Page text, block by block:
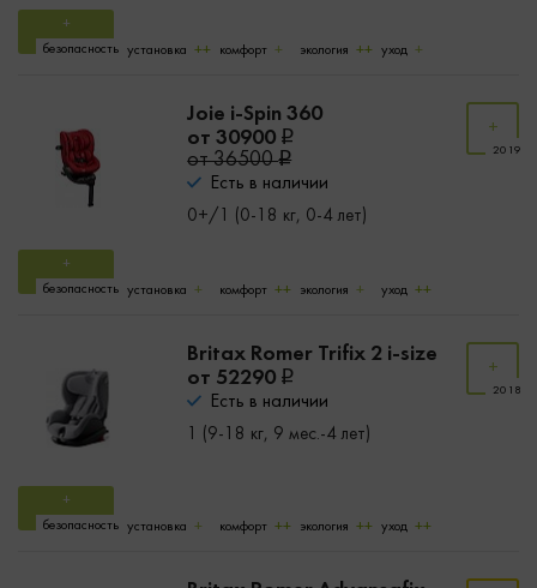
безопасность установка комфорт экология уход
Joie i-Spin 360
от 30900
от 36500
Есть в наличии
0+/1 (0-18 кг, 0-4 лет)
2019
безопасность установка комфорт экология уход
Britax Romer Trifix 2 i-size
от 52290
Есть в наличии
1 (9-18 кг, 9 мес.-4 лет)
2018
безопасность установка комфорт экология уход